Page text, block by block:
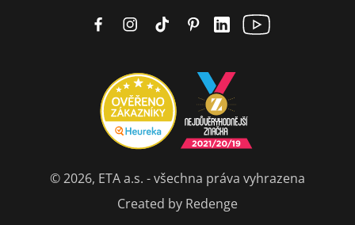
© 2026, ETA a.s. - všechna práva vyhrazena
Created by Redenge